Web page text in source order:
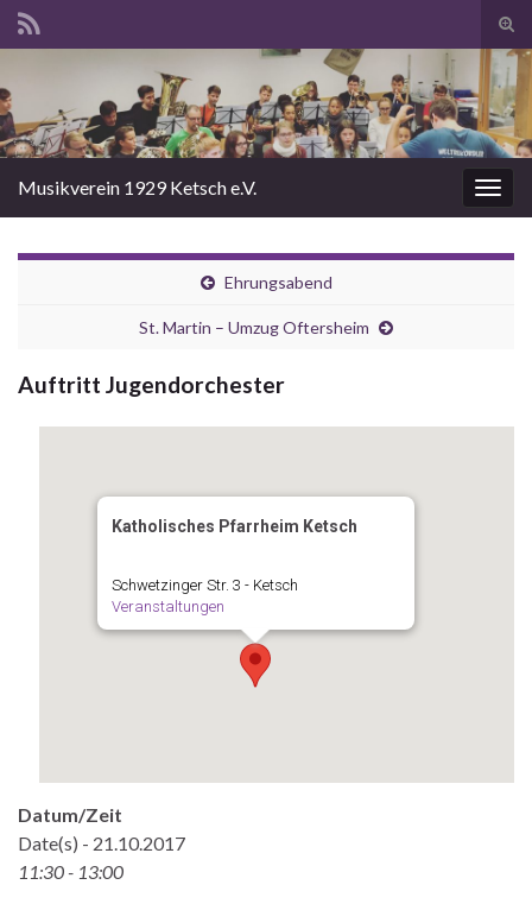
Search for:
Musikverein 1929 Ketsch e.V.
Ehrungsabend
St. Martin – Umzug Oftersheim
Auftritt Jugendorchester
Katholisches Pfarrheim Ketsch
Schwetzinger Str. 3 - Ketsch
Veranstaltungen
Datum/Zeit
Date(s) - 21.10.2017
11:30 - 13:00